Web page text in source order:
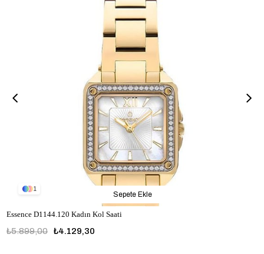
1
Essence D1144.120 Kadın Kol Saati
₺4.129,30
₺5.899,00
Sepete Ekle